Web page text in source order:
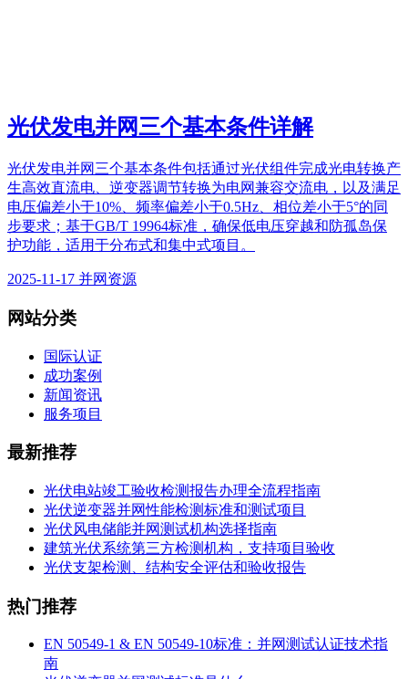
光伏发电并网三个基本条件详解
光伏发电并网三个基本条件包括通过光伏组件完成光电转换产
生高效直流电、逆变器调节转换为电网兼容交流电，以及满足
电压偏差小于10%、频率偏差小于0.5Hz、相位差小于5°的同
步要求；基于GB/T 19964标准，确保低电压穿越和防孤岛保
护功能，适用于分布式和集中式项目。
2025-11-17 并网资源
网站分类
国际认证
成功案例
新闻资讯
服务项目
最新推荐
光伏电站竣工验收检测报告办理全流程指南
光伏逆变器并网性能检测标准和测试项目
光伏风电储能并网测试机构选择指南
建筑光伏系统第三方检测机构，支持项目验收
光伏支架检测、结构安全评估和验收报告
热门推荐
EN 50549-1 & EN 50549-10标准：并网测试认证技术指
南